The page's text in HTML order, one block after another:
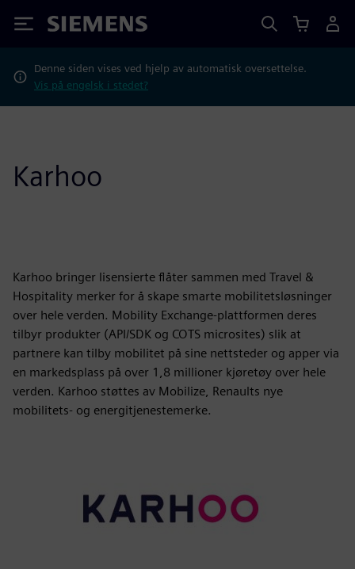
Siemens
Denne siden vises ved hjelp av automatisk oversettelse.
Vis på engelsk i stedet?
Karhoo
Karhoo bringer lisensierte flåter sammen med Travel &
Hospitality merker for å skape smarte mobilitetsløsninger
over hele verden. Mobility Exchange-plattformen deres
tilbyr produkter (API/SDK og COTS microsites) slik at
partnere kan tilby mobilitet på sine nettsteder og apper via
en markedsplass på over 1,8 millioner kjøretøy over hele
verden. Karhoo støttes av Mobilize, Renaults nye
mobilitets- og energitjenestemerke.